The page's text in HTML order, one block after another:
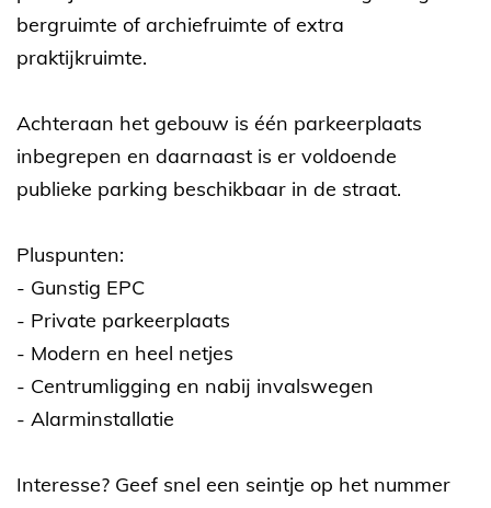
bergruimte of archiefruimte of extra
praktijkruimte.
Achteraan het gebouw is één parkeerplaats
inbegrepen en daarnaast is er voldoende
publieke parking beschikbaar in de straat.
Pluspunten:
- Gunstig EPC
- Private parkeerplaats
- Modern en heel netjes
- Centrumligging en nabij invalswegen
- Alarminstallatie
Interesse? Geef snel een seintje op het nummer